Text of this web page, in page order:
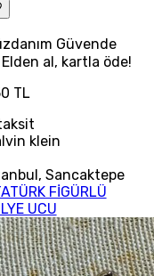
Güvende
al, kartla öde!
TL
klein
, Sancaktepe
FİGÜRLÜ
UCU